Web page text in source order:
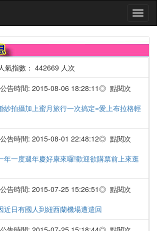
數： 442669 人次
告時間: 2015-08-06 18:28:11◎ 點閱次
紗拍攝加上蜜月旅行一次搞定=愛上布拉格輕
告時間: 2015-08-01 22:48:12◎ 點閱次
年一度週年慶好康來囉!歡迎欲購票前上來逛
告時間: 2015-07-25 15:26:51◎ 點閱次
近日有國人到紐西蘭機場遭遣回